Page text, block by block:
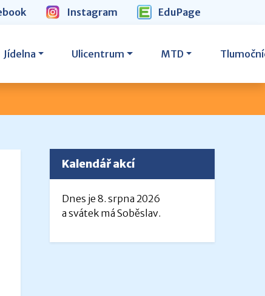
Instagram EduPage
Jídelna Ulicentrum MTD
Kalendář akcí
Dnes je 8. srpna 2026
a svátek má Soběslav.